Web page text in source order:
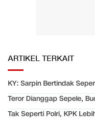
ARTIKEL TERKAIT
KY: Sarpin Bertindak
Teror Dianggap Sepele,
Tak Seperti Polri, KPK